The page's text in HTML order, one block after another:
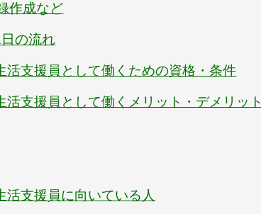
作成など
の流れ
活支援員として働くための資格・条件
活支援員として働くメリット・デメリット
活支援員に向いている人